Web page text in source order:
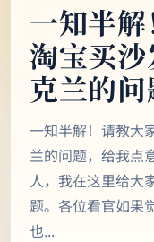
一知半
淘宝买
克兰的
一知半解！请教大
兰的问题，给我点
人，我在这里给大
题。各位看官如果
也...